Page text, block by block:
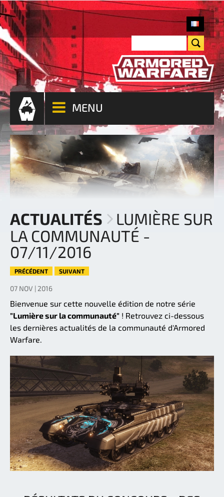
MENU
ACTUALITÉS
LUMIÈRE SUR
LA COMMUNAUTÉ -
07/11/2016
PRÉCÉDENT SUIVANT
07 NOV | 2016
Bienvenue sur cette nouvelle édition de notre série
"Lumière sur la communauté" ! Retrouvez ci-dessous
les dernières actualités de la communauté d'Armored
Warfare.